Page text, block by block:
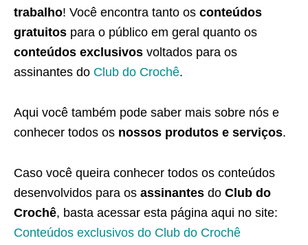
trabalho! Você encontra tanto os conteúdos
gratuitos para o público em geral quanto os
conteúdos exclusivos voltados para os
assinantes do Club do Crochê.
Aqui você também pode saber mais sobre nós e
conhecer todos os nossos produtos e serviços.
Caso você queira conhecer todos os conteúdos
desenvolvidos para os assinantes do Club do
Crochê, basta acessar esta página aqui no site:
Conteúdos exclusivos do Club do Crochê